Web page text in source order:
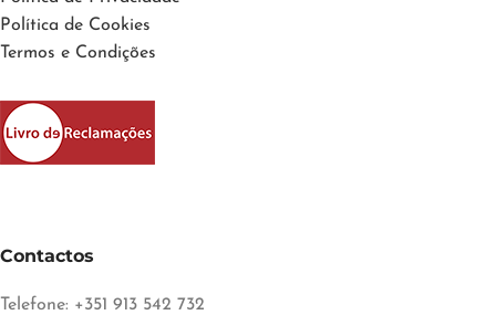
Política de Cookies
Termos e Condições
Contactos
Telefone: +351 913 542 732